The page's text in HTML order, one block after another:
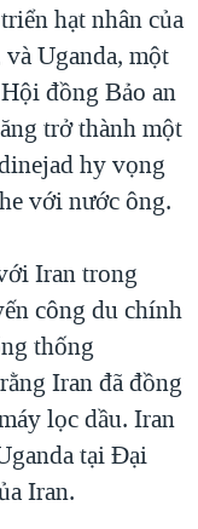
hạt nhân của
Uganda, một
đồng Bảo an
trở thành một
hy vọng
với nước ông.
Iran trong
công du chính
thống
Iran đã đồng
lọc dầu. Iran
tại Đại
Iran.